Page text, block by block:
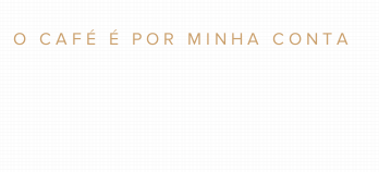
O CAFÉ É POR MINHA CONTA